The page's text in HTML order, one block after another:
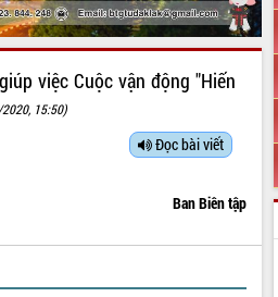
việc Cuộc vận động "Hiến
15:50)
Đọc bài viết
Ban Biên tập